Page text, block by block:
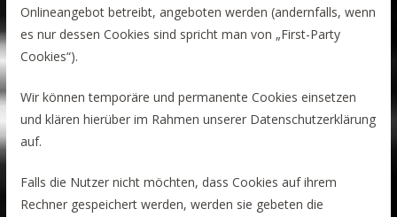
Onlineangebot betreibt, angeboten werden (andernfalls, wenn
es nur dessen Cookies sind spricht man von „First-Party
Cookies“).
Wir können temporäre und permanente Cookies einsetzen
und klären hierüber im Rahmen unserer Datenschutzerklärung
auf.
Falls die Nutzer nicht möchten, dass Cookies auf ihrem
Rechner gespeichert werden, werden sie gebeten die